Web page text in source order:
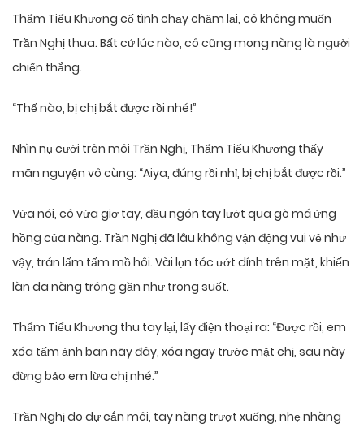
Thẩm Tiểu Khương cố tình chạy chậm lại, cô không muốn
Trần Nghị thua. Bất cứ lúc nào, cô cũng mong nàng là người
chiến thắng.
“Thế nào, bị chị bắt được rồi nhé!”
Nhìn nụ cười trên môi Trần Nghị, Thẩm Tiểu Khương thấy
mãn nguyện vô cùng: “Aiya, đúng rồi nhỉ, bị chị bắt được rồi.”
Vừa nói, cô vừa giơ tay, đầu ngón tay lướt qua gò má ửng
hồng của nàng. Trần Nghị đã lâu không vận động vui vẻ như
vậy, trán lấm tấm mồ hôi. Vài lọn tóc ướt dính trên mặt, khiến
làn da nàng trông gần như trong suốt.
Thẩm Tiểu Khương thu tay lại, lấy điện thoại ra: “Được rồi, em
xóa tấm ảnh ban nãy đây, xóa ngay trước mặt chị, sau này
đừng bảo em lừa chị nhé.”
Trần Nghị do dự cắn môi, tay nàng trượt xuống, nhẹ nhàng